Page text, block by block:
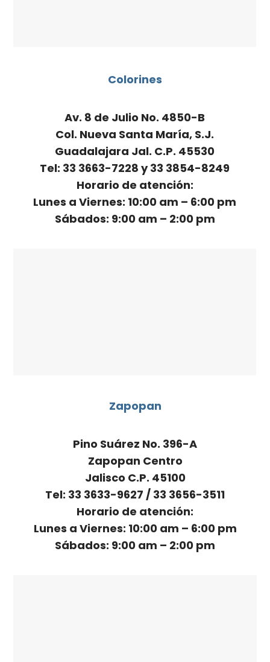
Colorines
Av. 8 de Julio No. 4850-B
Col. Nueva Santa María, S.J.
Guadalajara Jal. C.P. 45530
Tel: 33 3663-7228 y 33 3854-8249
Horario de atención:
Lunes a Viernes: 10:00 am – 6:00 pm
Sábados: 9:00 am – 2:00 pm
Zapopan
Pino Suárez No. 396-A
Zapopan Centro
Jalisco C.P. 45100
Tel: 33 3633-9627 / 33 3656-3511
Horario de atención:
Lunes a Viernes: 10:00 am – 6:00 pm
Sábados: 9:00 am – 2:00 pm